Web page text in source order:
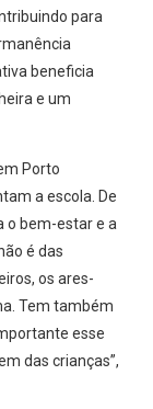
para
beneficia
e um
Porto
a escola. De
o bem-estar e a
é das
os ares-
Tem também
esse
das crianças”,